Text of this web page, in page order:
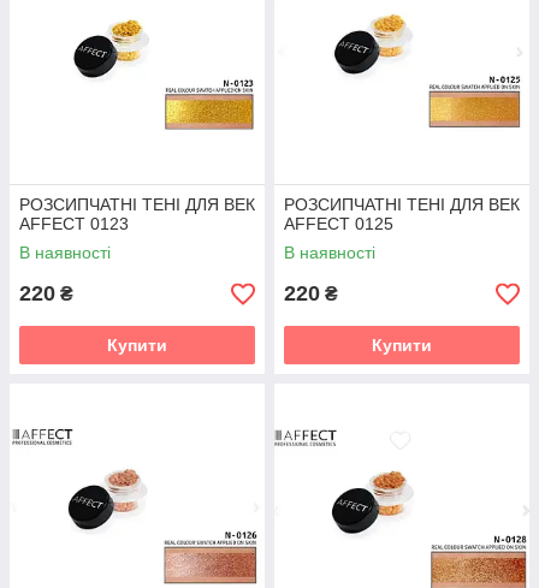
РОЗСИПЧАТНІ ТЕНІ ДЛЯ ВЕК
AFFECT 0123
В наявності
220 ₴
Купити
РОЗСИПЧАТНІ ТЕНІ ДЛЯ ВЕК
AFFECT 0125
В наявності
220 ₴
Купити